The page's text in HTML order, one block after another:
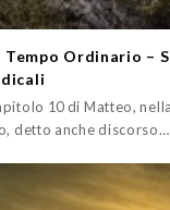
Ordinario –
10 di Matteo,
detto anche discorso…